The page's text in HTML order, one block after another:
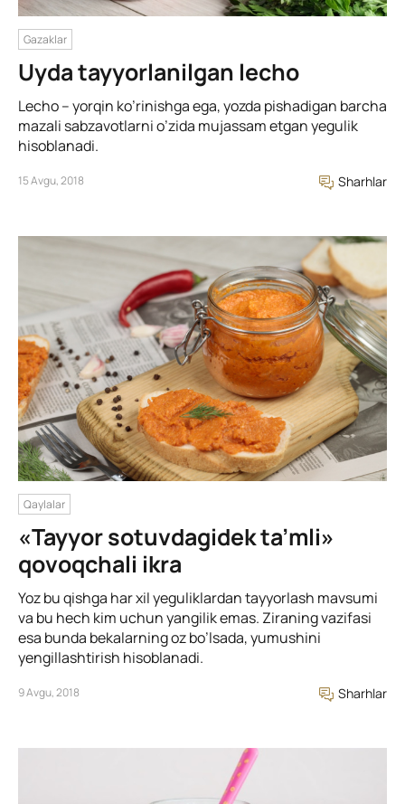
Gazaklar
Uyda tayyorlanilgan lecho
Lecho – yorqin ko’rinishga ega, yozda pishadigan barcha
mazali sabzavotlarni o’zida mujassam etgan yegulik
hisoblanadi.
15 Avgu, 2018 Sharhlar
Qaylalar
«Tayyor sotuvdagidek ta’mli»
qovoqchali ikra
Yoz bu qishga har xil yeguliklardan tayyorlash mavsumi
va bu hech kim uchun yangilik emas. Ziraning vazifasi
esa bunda bekalarning oz bo’lsada, yumushini
yengillashtirish hisoblanadi.
9 Avgu, 2018 Sharhlar